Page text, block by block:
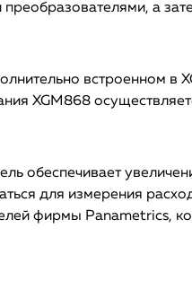
а
встроенном в
XGM868
обеспечивает
для измерения
фирмы Panametrics,